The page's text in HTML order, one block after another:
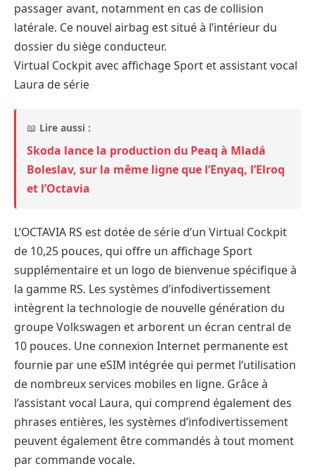
passager avant, notamment en cas de collision
latérale. Ce nouvel airbag est situé à l’intérieur du
dossier du siège conducteur.
Virtual Cockpit avec affichage Sport et assistant vocal
Laura de série
📖 Lire aussi :
Skoda lance la production du Peaq à Mladá
Boleslav, sur la même ligne que l’Enyaq, l’Elroq
et l’Octavia
L’OCTAVIA RS est dotée de série d’un Virtual Cockpit
de 10,25 pouces, qui offre un affichage Sport
supplémentaire et un logo de bienvenue spécifique à
la gamme RS. Les systèmes d’infodivertissement
intègrent la technologie de nouvelle génération du
groupe Volkswagen et arborent un écran central de
10 pouces. Une connexion Internet permanente est
fournie par une eSIM intégrée qui permet l’utilisation
de nombreux services mobiles en ligne. Grâce à
l’assistant vocal Laura, qui comprend également des
phrases entières, les systèmes d’infodivertissement
peuvent également être commandés à tout moment
par commande vocale.